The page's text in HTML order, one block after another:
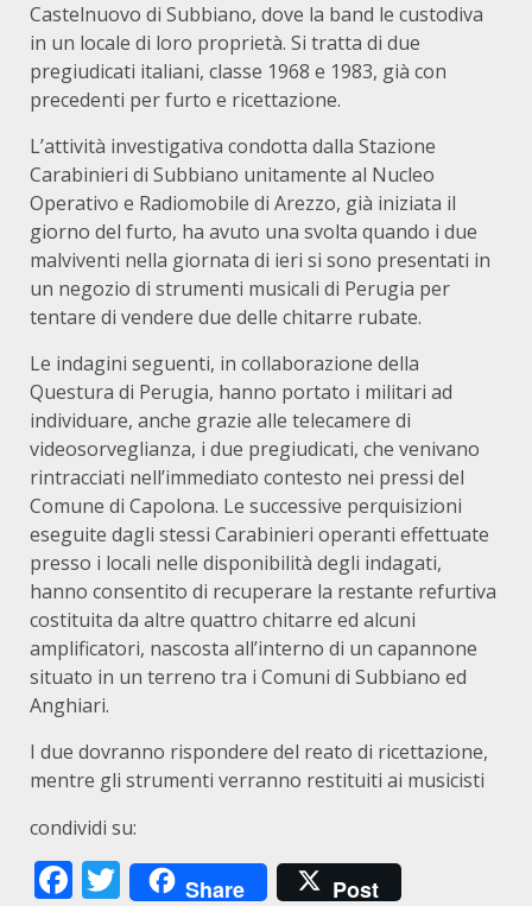
Castelnuovo di Subbiano, dove la band le custodiva
in un locale di loro proprietà. Si tratta di due
pregiudicati italiani, classe 1968 e 1983, già con
precedenti per furto e ricettazione.
L’attività investigativa condotta dalla Stazione
Carabinieri di Subbiano unitamente al Nucleo
Operativo e Radiomobile di Arezzo, già iniziata il
giorno del furto, ha avuto una svolta quando i due
malviventi nella giornata di ieri si sono presentati in
un negozio di strumenti musicali di Perugia per
tentare di vendere due delle chitarre rubate.
Le indagini seguenti, in collaborazione della
Questura di Perugia, hanno portato i militari ad
individuare, anche grazie alle telecamere di
videosorveglianza, i due pregiudicati, che venivano
rintracciati nell’immediato contesto nei pressi del
Comune di Capolona. Le successive perquisizioni
eseguite dagli stessi Carabinieri operanti effettuate
presso i locali nelle disponibilità degli indagati,
hanno consentito di recuperare la restante refurtiva
costituita da altre quattro chitarre ed alcuni
amplificatori, nascosta all’interno di un capannone
situato in un terreno tra i Comuni di Subbiano ed
Anghiari.
I due dovranno rispondere del reato di ricettazione,
mentre gli strumenti verranno restituiti ai musicisti
condividi su:
Facebook
Twitter
Share Post